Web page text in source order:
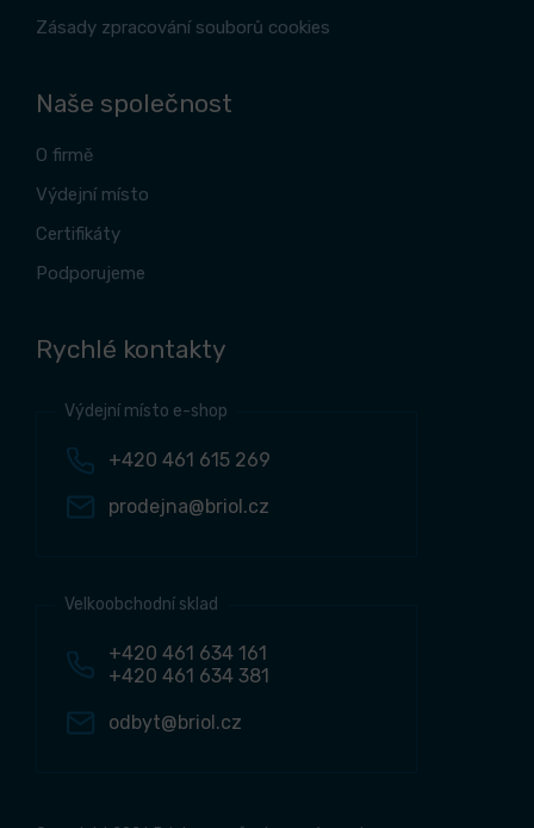
Zásady zpracování souborů cookies
Naše společnost
O firmě
Výdejní místo
Certifikáty
Podporujeme
Rychlé kontakty
Výdejní místo e-shop
+420 461 615 269
prodejna@briol.cz
Velkoobchodní sklad
+420 461 634 161
+420 461 634 381
odbyt@briol.cz